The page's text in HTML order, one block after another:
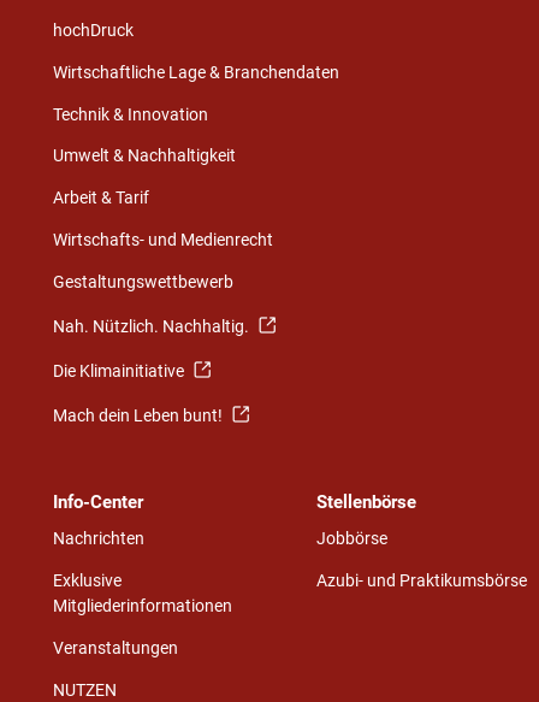
hochDruck
Wirtschaftliche Lage & Branchendaten
Technik & Innovation
Umwelt & Nachhaltigkeit
Arbeit & Tarif
Wirtschafts- und Medienrecht
Gestaltungswettbewerb
Nah. Nützlich. Nachhaltig.
Die Klimainitiative
Mach dein Leben bunt!
Info-Center
Nachrichten
Exklusive
Mitgliederinformationen
Veranstaltungen
NUTZEN
Stellenbörse
Jobbörse
Azubi- und Praktikumsbörse